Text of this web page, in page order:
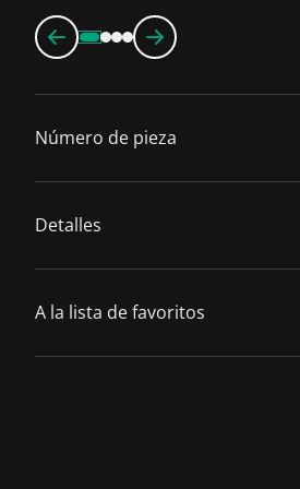
Número de pieza
Detalles
A la lista de favoritos